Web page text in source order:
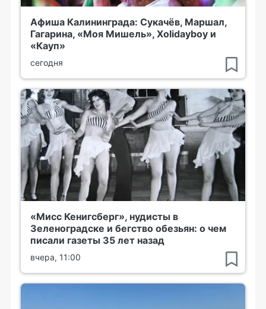
Афиша Калининграда: Сукачёв, Маршал,
Гагарина, «Моя Мишель», Xolidayboy и
«Кауп»
сегодня
«Мисс Кенигсберг», нудисты в
Зеленоградске и бегство обезьян: о чем
писали газеты 35 лет назад
вчера, 11:00